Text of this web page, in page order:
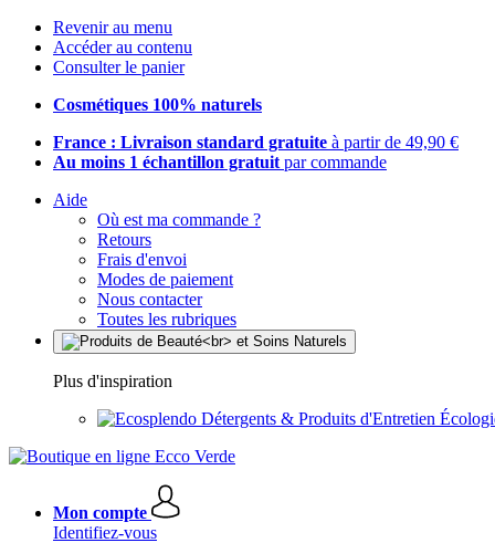
Revenir au menu
Accéder au contenu
Consulter le panier
Cosmétiques 100% naturels
France : Livraison standard gratuite à partir de 49,90 €
Au moins 1 échantillon gratuit par commande
Aide
Où est ma commande ?
Retours
Frais d'envoi
Modes de paiement
Nous contacter
Toutes les rubriques
Plus d'inspiration
Détergents & Produits d'Entretien
Mon compte
Identifiez-vous